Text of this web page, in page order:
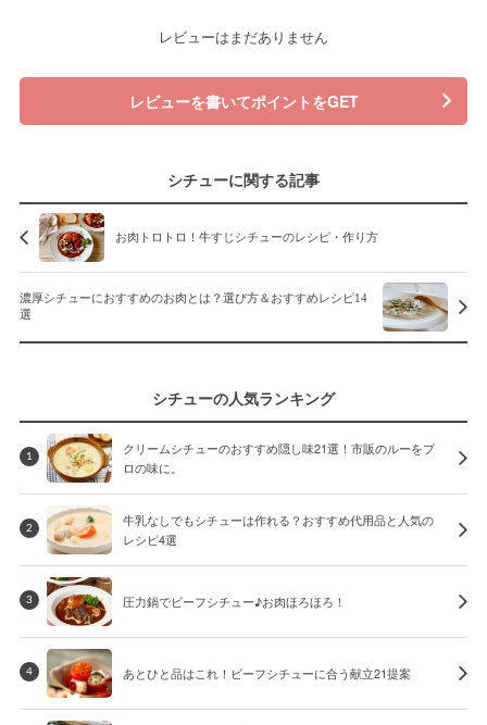
レビューはまだありません
レビューを書いてポイントをGET
シチューに関する記事
お肉トロトロ！牛すじシチューのレシピ・作り方
濃厚シチューにおすすめのお肉とは？選び方＆おすすめレシピ14
選
シチューの人気ランキング
1
クリームシチューのおすすめ隠し味21選！市販のルーをプ
ロの味に。
2
牛乳なしでもシチューは作れる？おすすめ代用品と人気の
レシピ4選
3 圧力鍋でビーフシチュー♪お肉ほろほろ！
4 あとひと品はこれ！ビーフシチューに合う献立21提案